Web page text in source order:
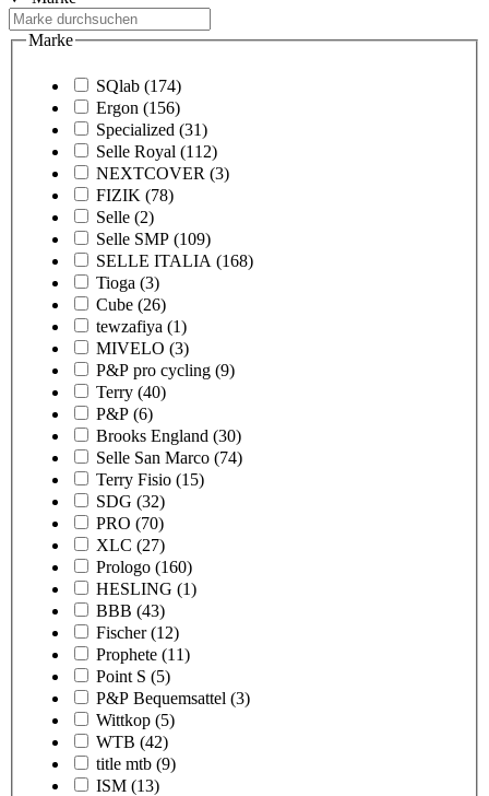
Marke
SQlab (174)
Ergon (156)
Specialized (31)
Selle Royal (112)
NEXTCOVER (3)
FIZIK (78)
Selle (2)
Selle SMP (109)
SELLE ITALIA (168)
Tioga (3)
Cube (26)
tewzafiya (1)
MIVELO (3)
P&P pro cycling (9)
Terry (40)
P&P (6)
Brooks England (30)
Selle San Marco (74)
Terry Fisio (15)
SDG (32)
PRO (70)
XLC (27)
Prologo (160)
HESLING (1)
BBB (43)
Fischer (12)
Prophete (11)
Point S (5)
P&P Bequemsattel (3)
Wittkop (5)
WTB (42)
title mtb (9)
ISM (13)